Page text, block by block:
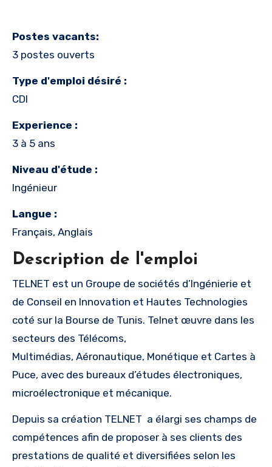
Postes vacants:
3 postes ouverts
Type d'emploi désiré :
CDI
Experience :
3 à 5 ans
Niveau d'étude :
Ingénieur
Langue :
Français, Anglais
Description de l'emploi
TELNET est un Groupe de sociétés d’Ingénierie et
de Conseil en Innovation et Hautes Technologies
coté sur la Bourse de Tunis. Telnet œuvre dans les
secteurs des Télécoms,
Multimédias, Aéronautique, Monétique et Cartes à
Puce, avec des bureaux d’études électroniques,
microélectronique et mécanique.
Depuis sa création TELNET a élargi ses champs de
compétences afin de proposer à ses clients des
prestations de qualité et diversifiées selon les